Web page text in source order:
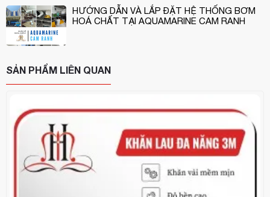
HƯỚNG DẪN VÀ LẮP ĐẶT HỆ THỐNG BƠM
HOÁ CHẤT TẠI AQUAMARINE CAM RANH
SẢN PHẨM LIÊN QUAN